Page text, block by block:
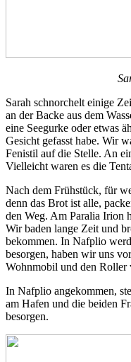
Sarah schnorchelt einige
an der Backe aus dem
eine Seegurke oder etwas
Gesicht gefasst habe. Wir
Fenistil auf die Stelle. An
Vielleicht waren es die
Nach dem Frühstück, für
denn das Brot ist alle,
den Weg. Am Paralia Irion
Wir baden lange Zeit und
bekommen. In Nafplio
besorgen, haben wir uns
Wohnmobil und den Roller
In Nafplio angekommen,
am Hafen und die beiden
besorgen.